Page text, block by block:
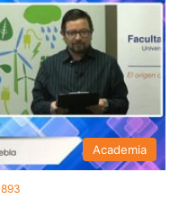
Academia
893